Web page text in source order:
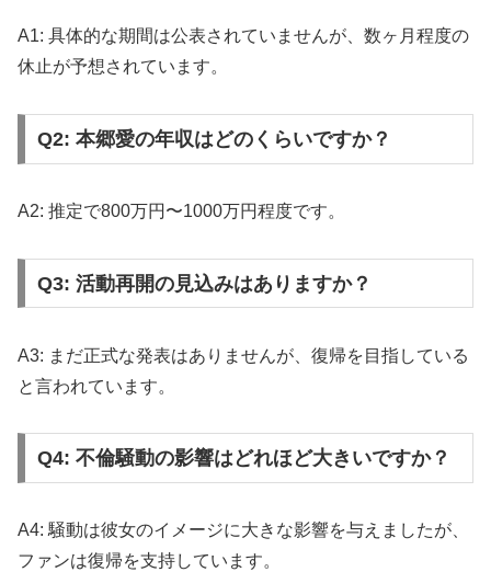
A1: 具体的な期間は公表されていませんが、数ヶ月程度の
休止が予想されています。
Q2: 本郷愛の年収はどのくらいですか？
A2: 推定で800万円〜1000万円程度です。
Q3: 活動再開の見込みはありますか？
A3: まだ正式な発表はありませんが、復帰を目指している
と言われています。
Q4: 不倫騒動の影響はどれほど大きいですか？
A4: 騒動は彼女のイメージに大きな影響を与えましたが、
ファンは復帰を支持しています。